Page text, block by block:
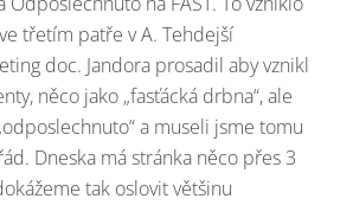
třetím patře v A. Tehdejší
doc. Jandora prosadil aby vznikl
něco jako „fasťácká drbna“, ale
a museli jsme tomu
Dneska má stránka něco přes 3
tak oslovit většinu